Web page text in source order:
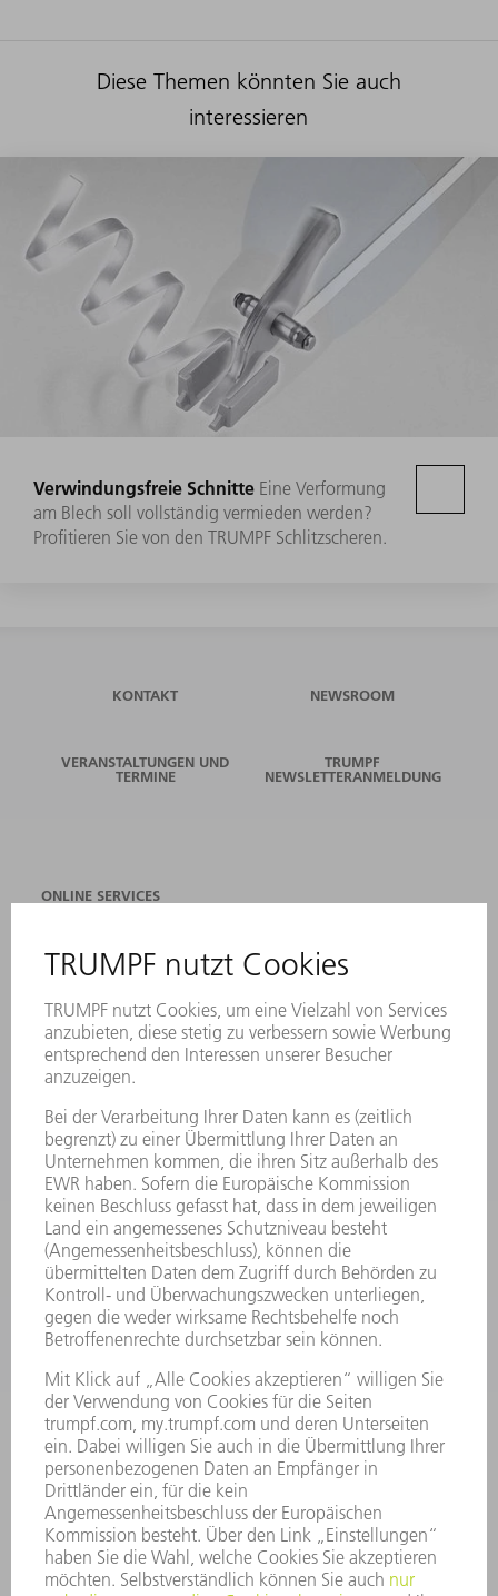
Diese Themen könnten Sie auch
interessieren
Verwindungsfreie Schnitte Eine Verformung
am Blech soll vollständig vermieden werden?
Profitieren Sie von den TRUMPF Schlitzscheren.
KONTAKT NEWSROOM
VERANSTALTUNGEN UND
TERMINE
TRUMPF
NEWSLETTERANMELDUNG
ONLINE SERVICES
STANDORTE
NEWSLETTER-ANMELDUNG
MYTRUMPF
SICHERHEITSDATENBLÄTTER
PRODUKTE
LASER
LEISTUNGSELEKTRONIK
ELEKTROWERKZEUGE
SMART FACTORY
SOFTWARE
SERVICES
ANWENDUNGEN
BRANCHEN
UNTERNEHMEN
KARRIERE
STELLENANGEBOTE
VORSTAND
GESCHÄFTSBERICHT
UNTERNEHMENSGRUNDSÄTZE
COMPLIANCE
HINWEISGEBERSYSTEM
SECURITY
PRESSEMITTEILUNGEN
MAGAZINE
LIEFERANTEN
NACHHALTIGKEIT